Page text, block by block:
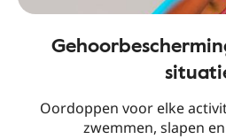
Oordoppen voor elke
zwemmen, slapen